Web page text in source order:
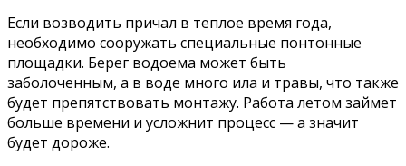
Если возводить причал в теплое время года,
необходимо сооружать специальные понтонные
площадки. Берег водоема может быть
заболоченным, а в воде много ила и травы, что также
будет препятствовать монтажу. Работа летом займет
больше времени и усложнит процесс — а значит
будет дороже.